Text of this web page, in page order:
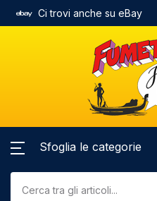
Ci trovi anche su eBay
Sfoglia le categorie